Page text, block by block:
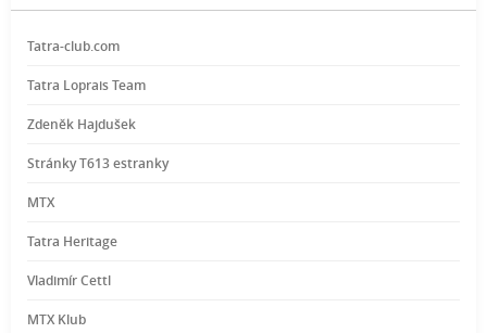
Tatra-club.com
Tatra Loprais Team
Zdeněk Hajdušek
Stránky T613 estranky
MTX
Tatra Heritage
Vladimír Cettl
MTX Klub